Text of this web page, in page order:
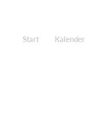
Start Kalender